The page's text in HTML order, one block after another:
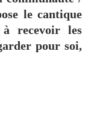
le cantique
recevoir les
pour soi,